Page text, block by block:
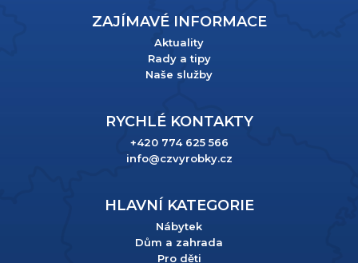
ZAJÍMAVÉ INFORMACE
Aktuality
Rady a tipy
Naše služby
RYCHLÉ KONTAKTY
+420 774 625 566
info@czvyrobky.cz
HLAVNÍ KATEGORIE
Nábytek
Dům a zahrada
Pro děti